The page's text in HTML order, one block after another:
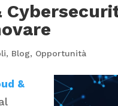
, Blog, Opportunità
&